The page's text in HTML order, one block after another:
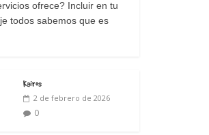
ofrece? Incluir en tu
todos sabemos que es
Kairos
2 de febrero de 2026
0